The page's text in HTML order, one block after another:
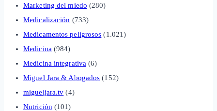
Marketing del miedo (280)
Medicalización (733)
Medicamentos peligrosos (1.021)
Medicina (984)
Medicina integrativa (6)
Miguel Jara & Abogados (152)
migueljara.tv (4)
Nutrición (101)